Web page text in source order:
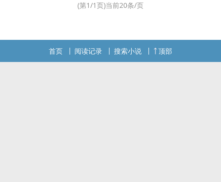
ding尖玩家的游戏思路和视野，小说中的主角不带
xing极强，并涉及较多行业nei幕。甚至可以当RPG
网游教材来读。本书不太适合RPG网游小白阅读，
(第1/1页)当前20条/页
首页 阅读记录 搜索小说 顶部